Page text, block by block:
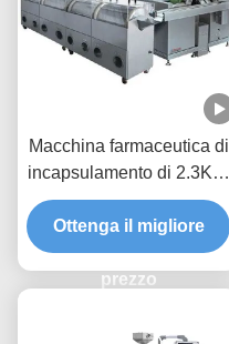
Macchina farmaceutica di
incapsulamento di 2.3KW
7rpm Softgel
Ottenga il migliore
prezzo